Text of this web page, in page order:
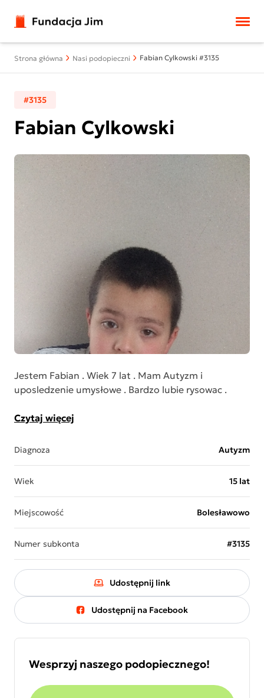
Strona główna Nasi podopieczni Fabian Cylkowski #3135
#3135
Fabian Cylkowski
Jestem Fabian . Wiek 7 lat . Mam Autyzm i
uposledzenie umysłowe . Bardzo lubie rysowac .
Czytaj więcej
Diagnoza Autyzm
Wiek 15 lat
Miejscowość Bolesławowo
Numer subkonta #3135
Udostępnij link
Udostępnij na Facebook
Wesprzyj naszego podopiecznego!